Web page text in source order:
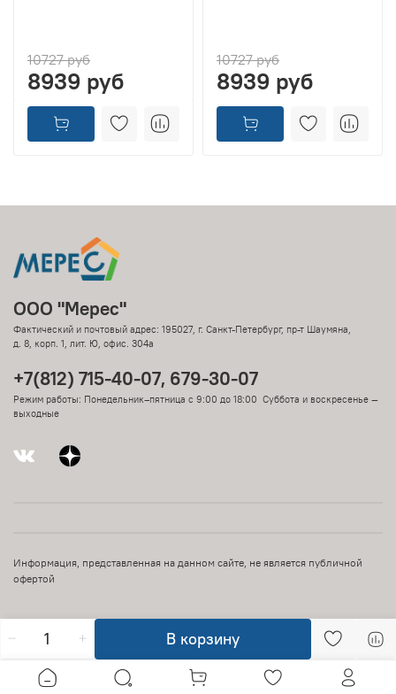
В корзину
10727 руб
8939 руб
10727 руб
8939 руб
ООО "Мерес"
Фактический и почтовый адрес: 195027, г. Санкт-Петербург, пр-т Шаумяна,
д. 8, корп. 1, лит. Ю, офис. 304а
+7(812) 715-40-07, 679-30-07
Режим работы: Понедельник–пятница с 9:00 до 18:00 Суббота и воскресенье —
выходные
Информация, представленная на данном сайте, не является публичной
офертой